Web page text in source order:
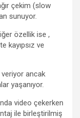
çekim (slow
sunuyor.
özellik ise ,
kayıpsız ve
ancak
yaşanıyor.
video çekerken
ile birleştirilmiş